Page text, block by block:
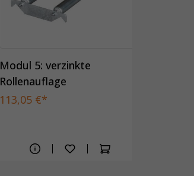
Modul 5: verzinkte
Rollenauflage
113,05 €*